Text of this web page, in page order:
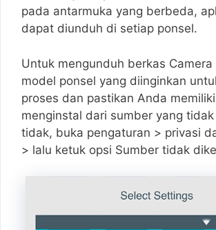
pada antarmuka yang berbeda,
dapat diunduh di setiap ponsel.
Untuk mengunduh berkas Camera
model ponsel yang diinginkan
proses dan pastikan Anda
menginstal dari sumber yang
tidak, buka pengaturan > privasi
> lalu ketuk opsi Sumber tidak